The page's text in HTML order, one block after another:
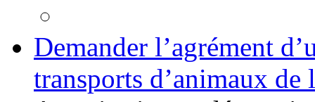
Demander l’agrément
transports d’animaux de